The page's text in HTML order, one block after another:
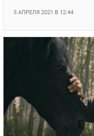
5 АПРЕЛЯ 2021 В 12:44